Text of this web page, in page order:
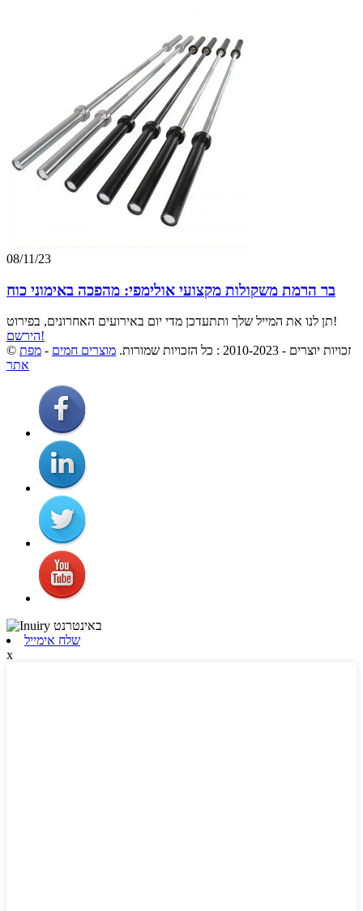
08/11/23
בר הרמת משקולות מקצועי אולימפי: מהפכה באימוני כוח
תן לנו את המייל שלך ותתעדכן מדי יום באירועים האחרונים, בפירוט!
הירשם!
© זכויות יוצרים - 2010-2023 : כל הזכויות שמורות.
מוצרים חמים - מפת
אתר
שלח אימייל
x